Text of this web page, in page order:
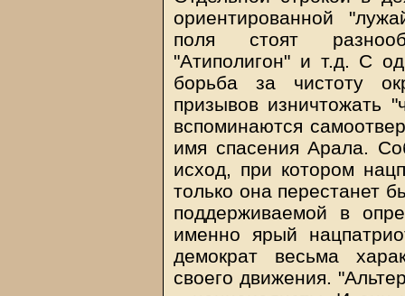
ориентированной
поля стоят
"Атиполигон" и т.д. С
борьба за чистоту
призывов изничтожать
вспоминаются
имя спасения Арала.
исход, при котором
только она перестанет
поддерживаемой в
именно ярый
демократ весьма
своего движения.